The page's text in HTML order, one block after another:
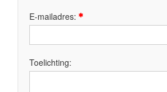
E-mailadres:
Toelichting: